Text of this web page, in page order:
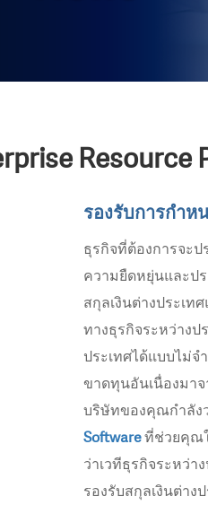
Resource
รองรับการกำห
ธุรกิจที่ต้องการจะ
ความยืดหยุ่นและป
สกุลเงินต่างประเท
ทางธุรกิจระหว่างป
ประเทศได้แบบไม่
ขาดทุนอันเนื่องมา
บริษัทของคุณกำลังว
Softwareที่ช่วยคุณใ
ว่าเวทีธุรกิจระหว่า
รองรับสกุลเงินต่า